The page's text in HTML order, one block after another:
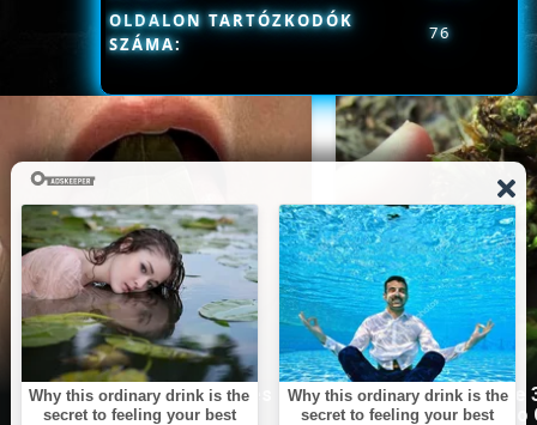
OLDALON TARTÓZKODÓK
SZÁMA:
76
This Simple Trick Removes
All Parasites From Your
Stop Eating These
That Are Known to